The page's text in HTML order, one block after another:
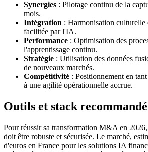
Synergies : Pilotage continu de la
mois.
Intégration : Harmonisation culturelle
facilitée par l'IA.
Performance : Optimisation des
l'apprentissage continu.
Stratégie : Utilisation des données
de nouveaux marchés.
Compétitivité : Positionnement en
à une agilité opérationnelle accrue.
Outils et stack
Pour réussir sa transformation M&A en
doit être robuste et sécurisée. Le marché,
d'euros en France pour les solutions IA